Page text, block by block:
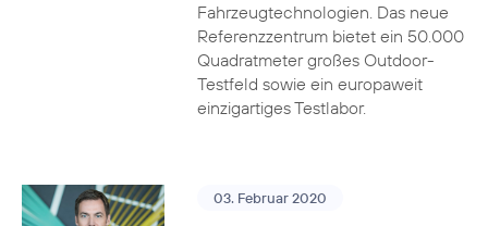
Fahrzeugtechnologien. Das neue
Referenzzentrum bietet ein 50.000
Quadratmeter großes Outdoor-
Testfeld sowie ein europaweit
einzigartiges Testlabor.
03. Februar 2020